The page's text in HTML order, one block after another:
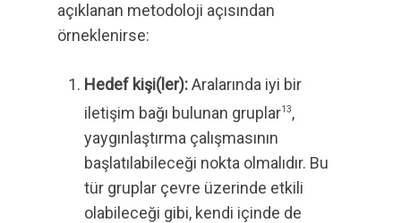
açıklanan metodoloji açısından
örneklenirse:
Hedef kişi(ler):Aralarında iyi bir
iletişim bağı bulunan gruplar13,
yaygınlaştırma çalışmasının
başlatılabileceği nokta olmalıdır. Bu
tür gruplar çevre üzerinde etkili
olabileceği gibi, kendi içinde de